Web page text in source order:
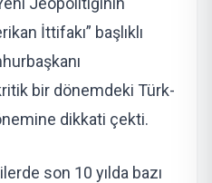
İttifakı” başlıklı
bir dönemdeki Türk-
dikkati çekti.
son 10 yılda bazı